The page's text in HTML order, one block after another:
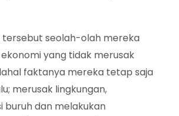
tersebut seolah-olah mereka
yang tidak merusak
faktanya mereka tetap saja
merusak lingkungan,
buruh dan melakukan